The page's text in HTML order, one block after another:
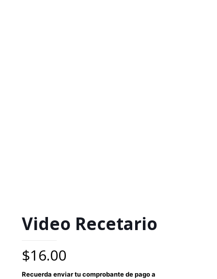
Video Recetario
$16.00
Recuerda enviar tu comprobante de pago a